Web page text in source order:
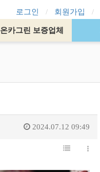
로그인 회원가입
온카그린 보증업체
2024.07.12 09:49